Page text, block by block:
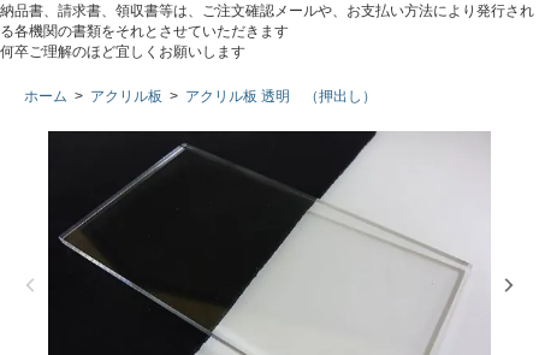
納品書、請求書、領収書等は、ご注文確認メールや、お支払い方法により発行され
る各機関の書類をそれとさせていただきます
何卒ご理解のほど宜しくお願いします
ホーム > アクリル板 > アクリル板 透明 （押出し）